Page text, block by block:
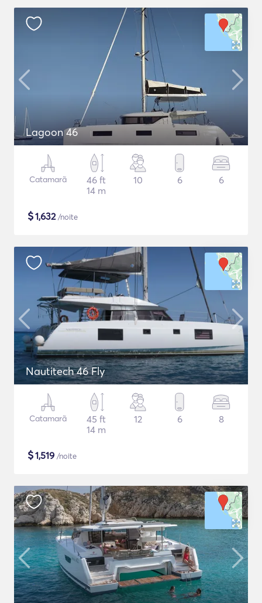
Lagoon 46
Catamarã
46 ft
14 m
10 6 6
$1,632/noite
Nautitech 46 Fly
Catamarã
45 ft
14 m
12 6 8
$1,519 /noite